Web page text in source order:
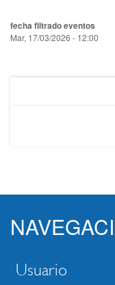
fecha filtrado eventos
Mar, 17/03/2026 - 12:00
Usuario